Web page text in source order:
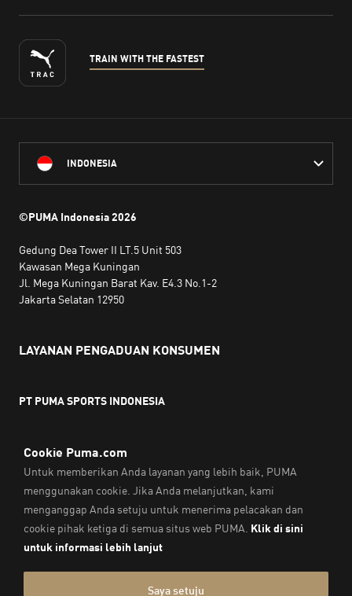
TRAIN WITH THE FASTEST
INDONESIA
©PUMA Indonesia2026
Gedung Dea Tower II LT.5 Unit 503
Kawasan Mega Kuningan
Jl. Mega Kuningan Barat Kav. E4.3 No.1-2
Jakarta Selatan 12950
LAYANAN PENGADUAN KONSUMEN
PT PUMA SPORTS INDONESIA
Email:service@sea.puma.com
Telepon:
+622130942720
DIREKTORAT JENDERAL PERLINDUNGAN KONSUMEN DAN
TERTIB NIAGA
KEMENTERIAN PERDAGANGAN
REPUBLIK INDONESIA | Telepon: 0853-1111-1010